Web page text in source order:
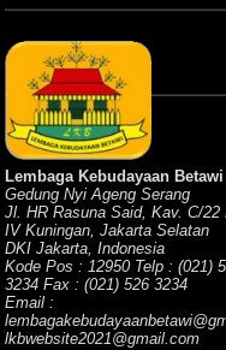
Lembaga Kebudayaan Betawi
Gedung Nyi Ageng Serang
Jl. HR Rasuna Said, Kav. C/22
IV Kuningan, Jakarta Selatan
DKI Jakarta, Indonesia
Kode Pos : 12950 Telp : (021)
3234 Fax : (021) 526 3234
Email :
lkbwebsite2021@gmail.com